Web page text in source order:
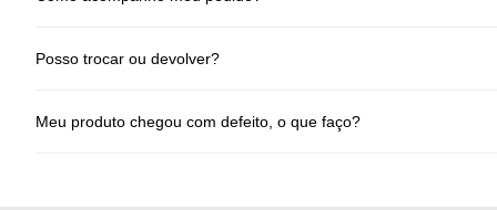
Posso trocar ou devolver?
Meu produto chegou com defeito, o que faço?